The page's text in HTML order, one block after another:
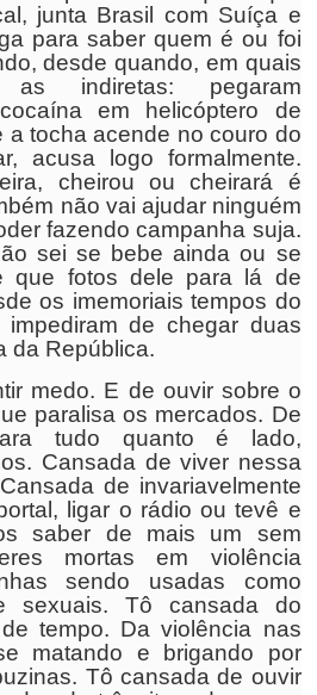
junta Brasil com Suíça e
para saber quem é ou foi
desde quando, em quais
as indiretas: pegaram
em helicóptero de
a tocha acende no couro do
acusa logo formalmente.
cheirou ou cheirará é
não vai ajudar ninguém
fazendo campanha suja.
sei se bebe ainda ou se
que fotos dele para lá de
os imemoriais tempos do
de chegar duas
da República.
medo. E de ouvir sobre o
paralisa os mercados. De
tudo quanto é lado,
Cansada de viver nessa
de invariavelmente
ligar o rádio ou tevê e
saber de mais um sem
mortas em violência
sendo usadas como
sexuais. Tô cansada do
tempo. Da violência nas
matando e brigando por
Tô cansada de ouvir